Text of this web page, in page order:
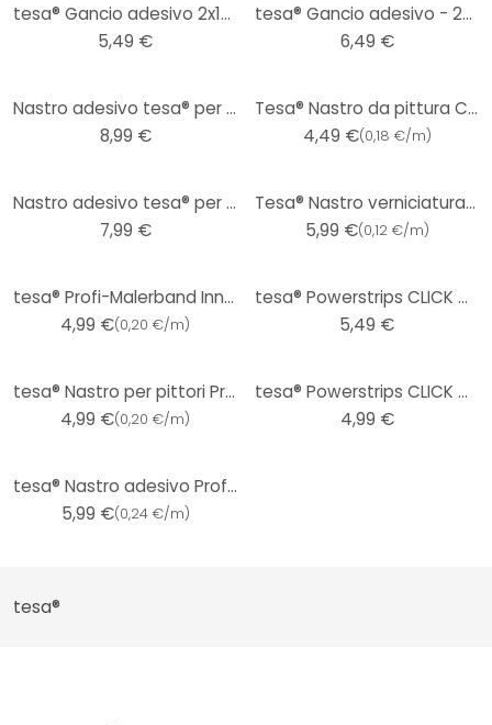
tesa® Gancio adesivo 2x1kg
5,49 €
tesa® Gancio adesivo - 2x2kg
6,49 €
Nastro adesivo tesa® per muratura e pietra(10kg/m), 1,5 m x 19 mm
8,99 €
Tesa® Nastro da pittura Curve 25m x 25mm
4,49 €(0,18 €/m)
Nastro adesivo tesa® per per piastrelle e metallo(10kg/m), 1,5 m x 19 mm
7,99 €
Tesa® Nastro verniciatura Classic 50m x 30mm
5,99 €(0,12 €/m)
tesa® Profi-Malerband Innen 25m x 25mm
4,99 €(0,20 €/m)
tesa® Powerstrips CLICK 4x2 M
5,49 €
tesa® Nastro per pittori Professional
4,99 €(0,20 €/m)
tesa® Powerstrips CLICK 4x2 S
4,99 €
tesa® Nastro adesivo Professional Sensitive
5,99 €(0,24 €/m)
tesa®